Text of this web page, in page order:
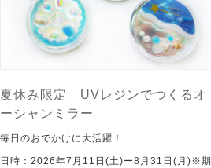
夏休み限定 UVレジンでつくるオ
ーシャンミラー
毎日のおでかけに大活躍！
日時：2026年7月11日(土)ー8月31日(月)※期